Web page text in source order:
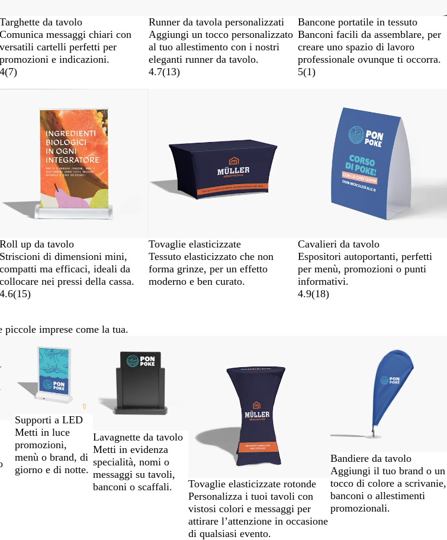
Targhette da tavolo
Comunica messaggi chiari con
versatili cartelli perfetti per
promozioni e indicazioni.
4(7)
Runner da tavola personalizzati
Aggiungi un tocco personalizzato
al tuo allestimento con i nostri
eleganti runner da tavolo.
4.7(13)
Bancone portatile in tessuto
Banconi facili da assemblare, per
creare uno spazio di lavoro
professionale ovunque ti occorra.
5(1)
Roll up da tavolo
Striscioni di dimensioni mini,
compatti ma efficaci, ideali da
collocare nei pressi della cassa.
4.6(15)
Tovaglie elasticizzate
Tessuto elasticizzato che non
forma grinze, per un effetto
moderno e ben curato.
Cavalieri da tavolo
Espositori autoportanti, perfetti
per menù, promozioni o punti
informativi.
4.9(18)
imprese come la tua.
Supporti a LED
Metti in luce
promozioni,
menù o brand, di
giorno e di notte.
Lavagnette da tavolo
Metti in evidenza
specialità, nomi o
messaggi su tavoli,
banconi o scaffali.
Tovaglie elasticizzate rotonde
Personalizza i tuoi tavoli con
vistosi colori e messaggi per
attirare l’attenzione in occasione
di qualsiasi evento.
Bandiere da tavolo
Aggiungi il tuo brand o un
tocco di colore a scrivanie,
banconi o allestimenti
promozionali.